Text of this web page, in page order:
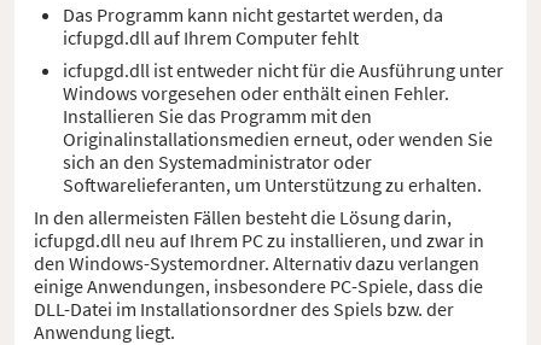
Das Programm kann nicht gestartet werden, da
icfupgd.dll auf Ihrem Computer fehlt
icfupgd.dll ist entweder nicht für die Ausführung unter
Windows vorgesehen oder enthält einen Fehler.
Installieren Sie das Programm mit den
Originalinstallationsmedien erneut, oder wenden Sie
sich an den Systemadministrator oder
Softwarelieferanten, um Unterstützung zu erhalten.
In den allermeisten Fällen besteht die Lösung darin,
icfupgd.dll neu auf Ihrem PC zu installieren, und zwar in
den Windows-Systemordner. Alternativ dazu verlangen
einige Anwendungen, insbesondere PC-Spiele, dass die
DLL-Datei im Installationsordner des Spiels bzw. der
Anwendung liegt.